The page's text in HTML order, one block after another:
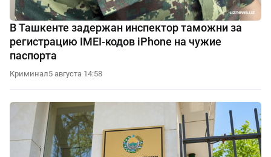
В Ташкенте задержан инспектор таможни за
регистрацию IMEI-кодов iPhone на чужие
паспорта
Криминал5 августа 14:58